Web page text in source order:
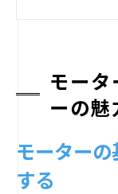
汎用モ
握する
歴史
化
汎用
モー
ーの魅
モーター
する